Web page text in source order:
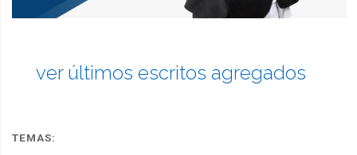
ver últimos escritos agregados
TEMAS: